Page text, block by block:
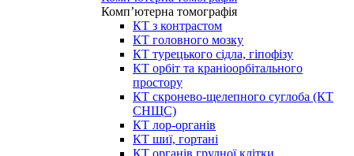
Комп’ютерна томографія
КТ з контрастом
КТ головного мозку
КТ турецького сідла, гіпофізу
КТ орбіт та краніоорбітального
простору
КТ скронево-щелепного суглоба (КТ
СНЩС)
КТ лор-органів
КТ шиї, гортані
КТ органів грудної клітки